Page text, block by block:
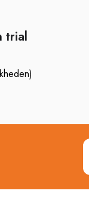
trial